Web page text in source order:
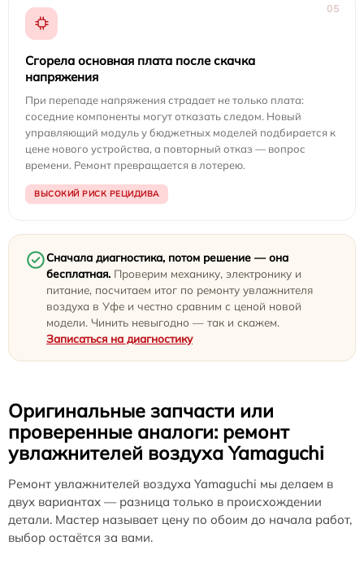
05
Сгорела основная плата после скачка
напряжения
При перепаде напряжения страдает не только плата:
соседние компоненты могут отказать следом. Новый
управляющий модуль у бюджетных моделей подбирается к
цене нового устройства, а повторный отказ — вопрос
времени. Ремонт превращается в лотерею.
ВЫСОКИЙ РИСК РЕЦИДИВА
Сначала диагностика, потом решение — она
бесплатная. Проверим механику, электронику и
питание, посчитаем итог по ремонту увлажнителя
воздуха в Уфе и честно сравним с ценой новой
модели. Чинить невыгодно — так и скажем.
Записаться на диагностику
Оригинальные запчасти или
проверенные аналоги: ремонт
увлажнителей воздуха Yamaguchi
Ремонт увлажнителей воздуха Yamaguchi мы делаем в
двух вариантах — разница только в происхождении
детали. Мастер называет цену по обоим до начала работ,
выбор остаётся за вами.